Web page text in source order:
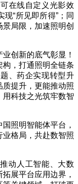
在线自定义光影效
“所见即所得”；同
局限，加速照明创
创新的底气彰显！
，打通照明全链条
、药企实现转型升
提升，更能推动照
科技之光筑牢数智
照明智能体平台，
业格局，共赴数智照
动人工智能、大数
展平台应用边界，